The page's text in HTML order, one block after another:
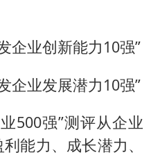
企业创新能力10强”
企业发展潜力10强”
500强”测评从企业
能力、成长潜力、